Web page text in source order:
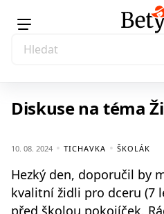
Diskuse na téma
10. 08. 2024 TICHAVKA ŠKOLÁK
Hezký den, doporučil by
kvalitní židli pro dceru (7
před školou pokojíček.